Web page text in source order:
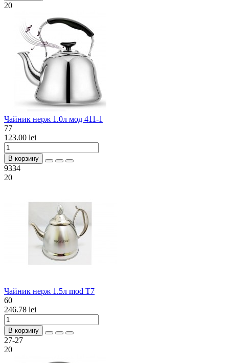
20
Чайник нерж 1.0л мод 411-1
77
123.00 lei
В корзину
9334
20
Чайник нерж 1.5л mod T7
60
246.78 lei
В корзину
27-27
20